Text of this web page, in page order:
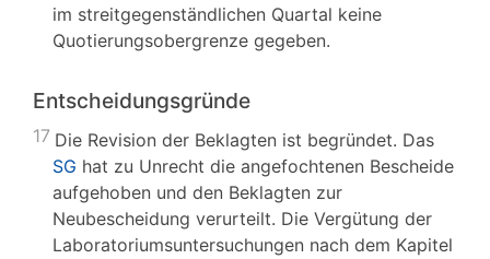
im streitgegenständlichen Quartal keine
Quotierungsobergrenze gegeben.
Entscheidungsgründe
17 Die Revision der Beklagten ist begründet. Das
SG hat zu Unrecht die angefochtenen Bescheide
aufgehoben und den Beklagten zur
Neubescheidung verurteilt. Die Vergütung der
Laboratoriumsuntersuchungen nach dem Kapitel